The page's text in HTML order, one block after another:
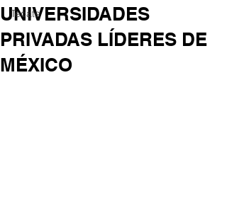
Tecate
UNIVERSIDADES
PRIVADAS LÍDERES DE
MÉXICO